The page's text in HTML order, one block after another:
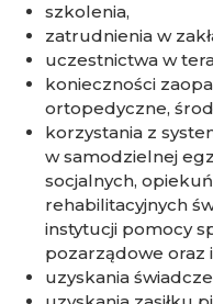
szkolenia,
zatrudnienia w
uczestnictwa w
konieczności
ortopedyczne,
korzystania z
w samodzielnej
socjalnych,
rehabilitacyjnych
instytucji pomocy
pozarządowe oraz
uzyskania